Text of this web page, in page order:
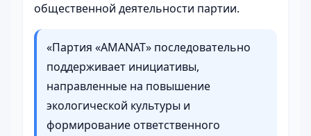
общественной деятельности партии.
«Партия «AMANAT» последовательно
поддерживает инициативы,
направленные на повышение
экологической культуры и
формирование ответственного